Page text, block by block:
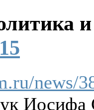
news/
Иосифа